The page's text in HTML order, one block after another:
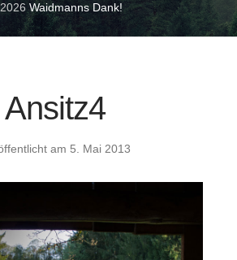
Waidmanns Dank!
Ansitz4
am 5. Mai 2013